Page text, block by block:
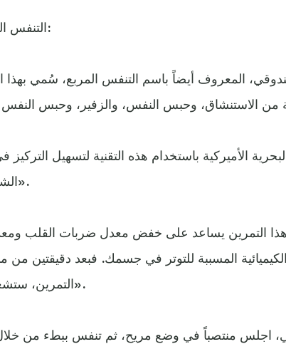
- التنفس الصندوقي:
المعروف أيضاً باسم التنفس المربع، سُمي بهذا
الأميركية باستخدام هذه التقنية لتسهيل التركيز
الشديدة التوتر».
التمرين يساعد على خفض معدل ضربات القلب
المسببة للتوتر في جسمك. فبعد دقيقتين من
التمرين، ستشعر بالحيوية».
اجلس منتصباً في وضع مريح، ثم تنفس ببطء من